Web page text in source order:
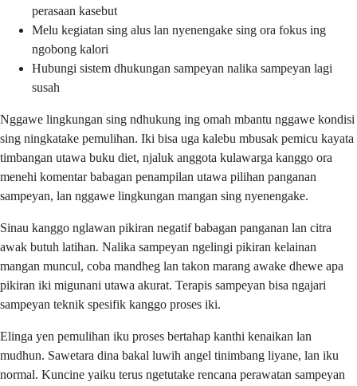
perasaan kasebut
Melu kegiatan sing alus lan nyenengake sing ora fokus ing
ngobong kalori
Hubungi sistem dhukungan sampeyan nalika sampeyan lagi
susah
Nggawe lingkungan sing ndhukung ing omah mbantu nggawe kondisi
sing ningkatake pemulihan. Iki bisa uga kalebu mbusak pemicu kayata
timbangan utawa buku diet, njaluk anggota kulawarga kanggo ora
menehi komentar babagan penampilan utawa pilihan panganan
sampeyan, lan nggawe lingkungan mangan sing nyenengake.
Sinau kanggo nglawan pikiran negatif babagan panganan lan citra
awak butuh latihan. Nalika sampeyan ngelingi pikiran kelainan
mangan muncul, coba mandheg lan takon marang awake dhewe apa
pikiran iki migunani utawa akurat. Terapis sampeyan bisa ngajari
sampeyan teknik spesifik kanggo proses iki.
Elinga yen pemulihan iku proses bertahap kanthi kenaikan lan
mudhun. Sawetara dina bakal luwih angel tinimbang liyane, lan iku
normal. Kuncine yaiku terus ngetutake rencana perawatan sampeyan